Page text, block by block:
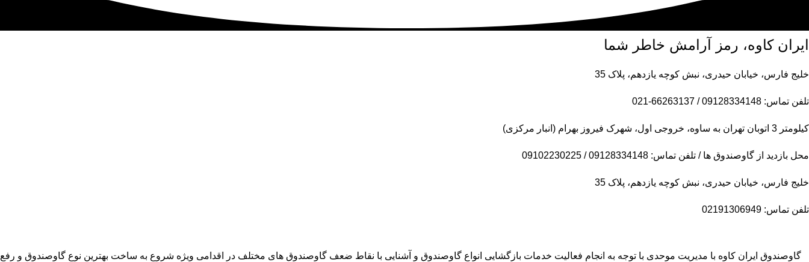
ایران کاوه، رمز آرامش خاطر شما
خلیج فارس، خیابان حیدری، نبش کوچه یازدهم، پلاک 35
تلفن تماس: 09128334148 / 66263137-021
کیلومتر 3 اتوبان تهران به ساوه، خروجی اول، شهرک فیروز بهرام (انبار مرکزی)
محل بازدید از گاوصندوق ها / تلفن تماس: 09128334148 / 09102230225
خلیج فارس، خیابان حیدری، نبش کوچه یازدهم، پلاک 35
تلفن تماس: 02191306949
گاوصندوق ایران کاوه با مدیریت موحدی با توجه به انجام فعالیت خدمات بازگشایی انواع گاوصندوق و آشنایی با نقاط ضعف گاوصندوق های مختلف در اقدامی ویژه شروع به ساخت بهترین نوع گاوصندوق و رفع